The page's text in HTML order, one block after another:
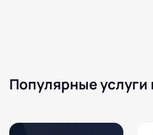
Популярные услуги